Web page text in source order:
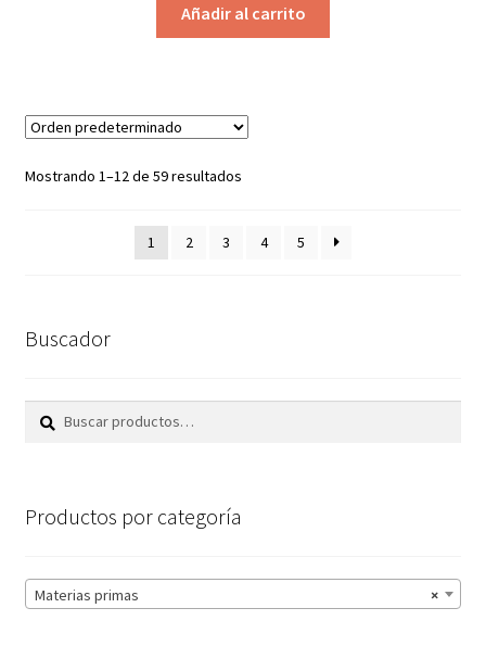
Añadir al carrito
Mostrando 1–12 de 59 resultados
1 2 3 4 5
Buscador
Buscar
Buscar
Productos por categoría
×
Materias primas